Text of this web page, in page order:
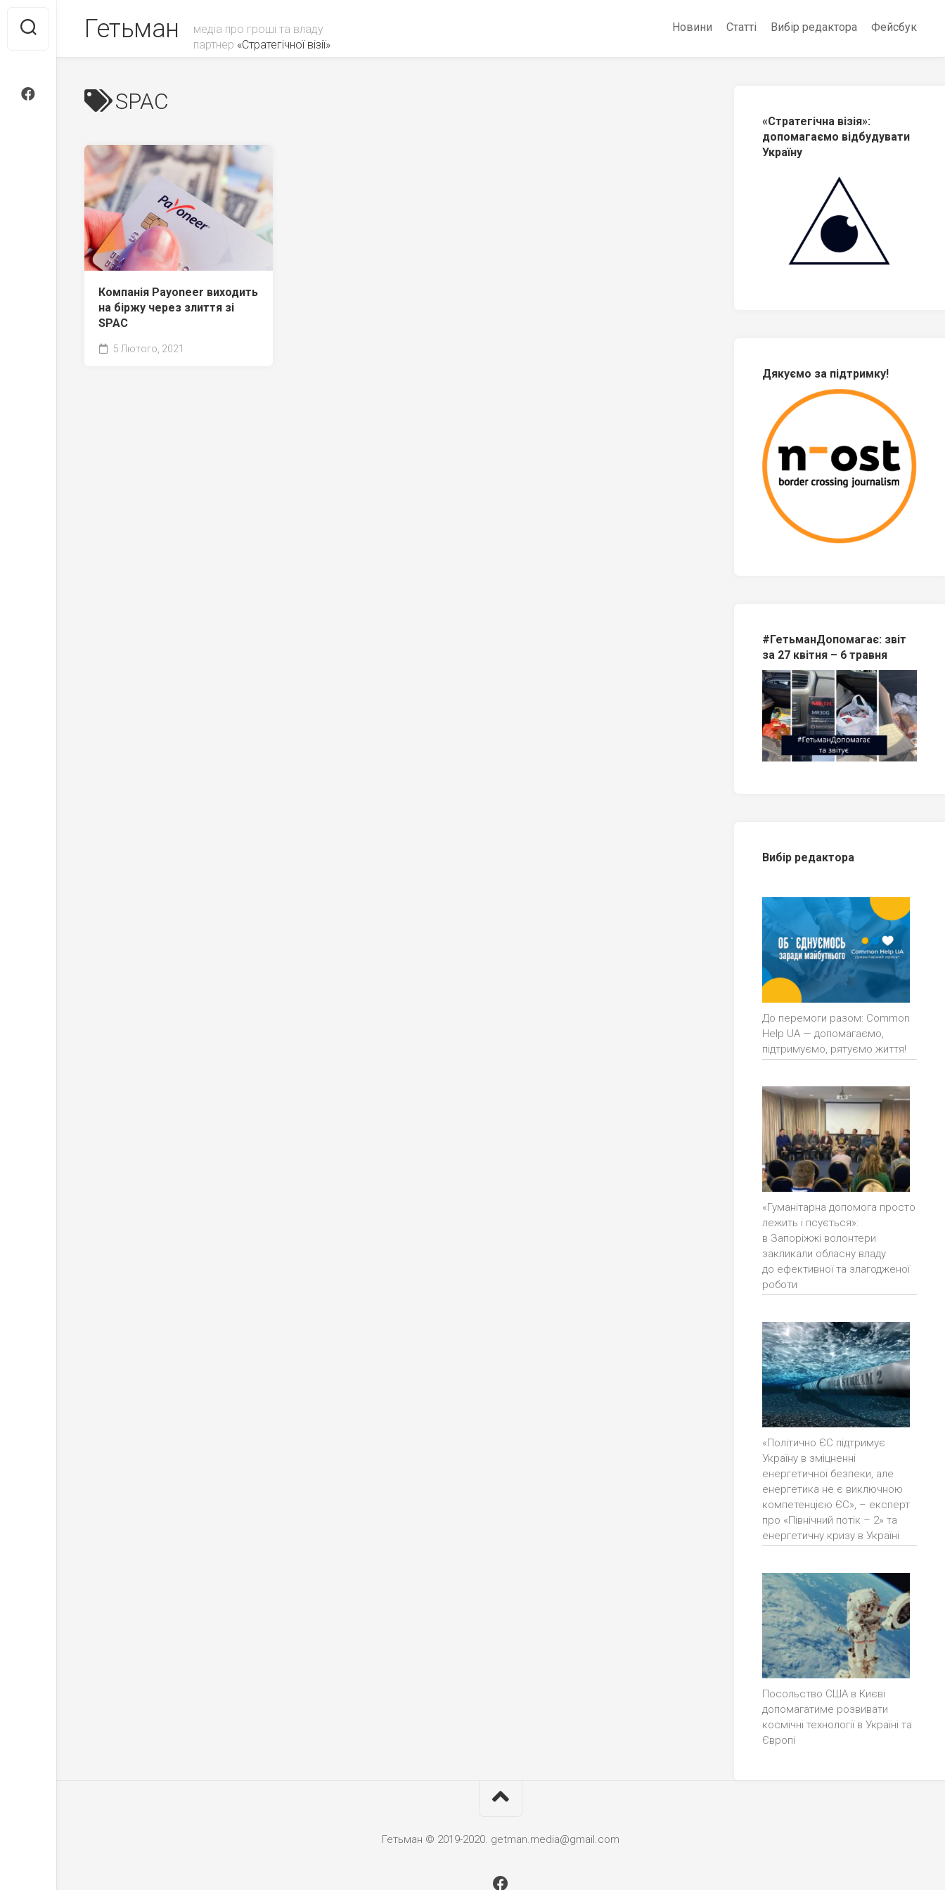
content
Гетьман
медіа про гроші та владу
партнер «Стратегічної візії»
Новини Статті Вибір редактора Фейсбук
SPAC
Компанія‌ ‌Payoneer ‌виходить‌
‌на‌ ‌біржу‌ ‌через‌ ‌злиття‌ ‌зі‌
‌SPAC
5 Лютого, 2021
«Стратегічна візія»:
допомагаємо відбудувати
Україну
Дякуємо за підтримку!
#ГетьманДопомагає: звіт
за 27 квітня – 6 травня
Вибір редактора
До перемоги разом: Common
Help UA — допомагаємо,
підтримуємо, рятуємо життя!
«Гуманітарна допомога просто
лежить і псується»:
в Запоріжжі волонтери
закликали обласну владу
до ефективної та злагодженої
роботи
«Політично ЄС підтримує
Україну в зміцненні
енергетичної безпеки, але
енергетика не є виключною
компетенцією ЄС», – експерт
про «Північний потік – 2» та
енергетичну кризу в Україні
Посольство США в Києві
допомагатиме розвивати
космічні технології в Україні та
Європі
Гетьман © 2019-2020. getman.media@gmail.com